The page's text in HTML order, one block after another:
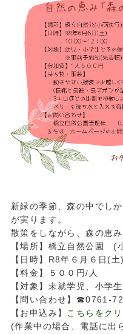
新緑の季節、森の中でし
が実ります。
散策をしながら、森の恵
【場所】橋立自然公園 (
【日時】R8年６月６日(
【料金】５００円/人
【対象】未就学児、小学
【問い合わせ】☎0761-
【お申込み】 こちらをク
(作業中の場合、電話に出